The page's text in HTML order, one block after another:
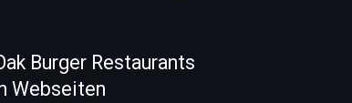
Burger Restaurants
Webseiten